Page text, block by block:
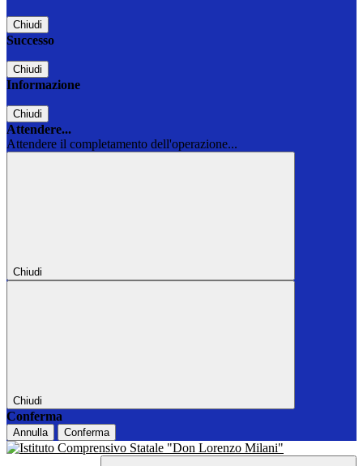
Chiudi
Successo
Chiudi
Informazione
Chiudi
Attendere...
Attendere il completamento dell'operazione...
Chiudi
Chiudi
Conferma
Annulla Conferma